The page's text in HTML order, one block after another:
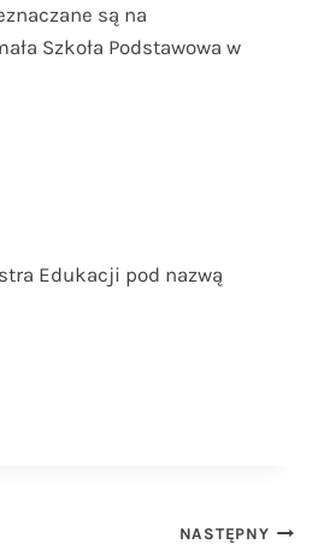
są na
Szkoła Podstawowa w
Edukacji pod nazwą
NASTĘPNY